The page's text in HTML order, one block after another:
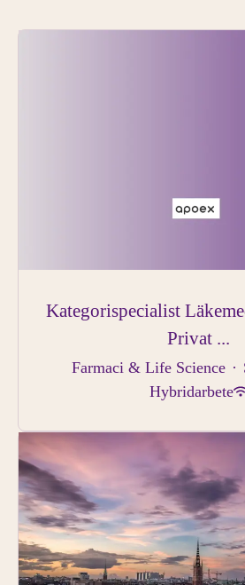
Kategorispecialist
Privat ...
Farmaci & Life Science ·
Hybridarbete